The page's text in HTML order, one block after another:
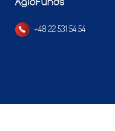
+48 22 531 54 54